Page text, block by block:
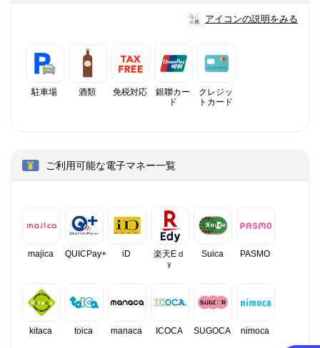
アイコンの説明をみる
駐車場 酒類 免税対応
銀聯カー
ド
クレジッ
トカード
ご利用可能な電子マネー一覧
majica QUICPay+ iD
楽天Eｄ
ｙ
Suica PASMO
kitaca toica manaca ICOCA SUGOCA nimoca